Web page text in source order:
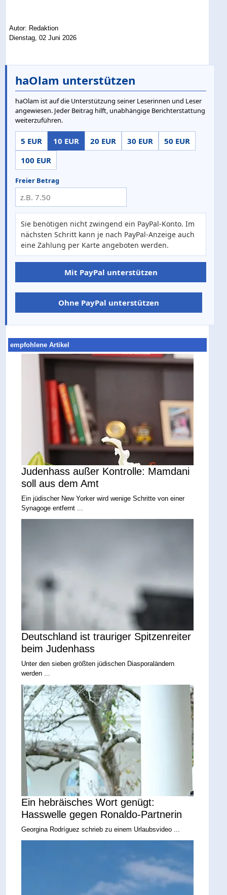
Autor: Redaktion
Dienstag, 02 Juni 2026
haOlam unterstützen
haOlam ist auf die Unterstützung seiner Leserinnen und Leser
angewiesen. Jeder Beitrag hilft, unabhängige Berichterstattung
weiterzuführen.
5 EUR 10 EUR 20 EUR 30 EUR
50 EUR
100 EUR
Freier Betrag
Sie benötigen nicht zwingend ein PayPal-Konto. Im
nächsten Schritt kann je nach PayPal-Anzeige auch
eine Zahlung per Karte angeboten werden.
Mit PayPal unterstützen
Ohne PayPal unterstützen
empfohlene Artikel
Judenhass außer Kontrolle: Mamdani
soll aus dem Amt
Ein jüdischer New Yorker wird wenige Schritte von einer
Synagoge entfernt ...
Deutschland ist trauriger Spitzenreiter
beim Judenhass
Unter den sieben größten jüdischen Diasporaländern
werden ...
Ein hebräisches Wort genügt:
Hasswelle gegen Ronaldo-Partnerin
Georgina Rodríguez schrieb zu einem Urlaubsvideo ...